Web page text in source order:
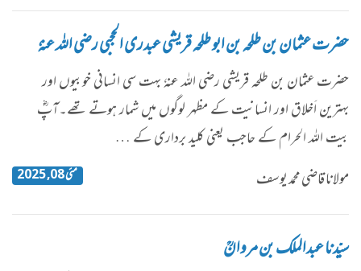
حضرت عثمان بن طلحہ بن ابو طلحہ قریشی عبدری الحجبی رضی اللہ عنہٗ
​​حضرت عثمان بن طلحہ قریشی رضی اللہ عنہٗ بہت سی انسانی خوبیوں اور
بہترین اَخلاق اور انسانیت کے مظہر لوگوں میں شمار ہوتے تھے۔آپؓ
بیت اللہ الحرام کے حاجب یعنی کلید برداری کے …
مولانا قاضی محمد یوسف
مئی 08, 2025
سیّدنا عبدالملک بن مروانؒ